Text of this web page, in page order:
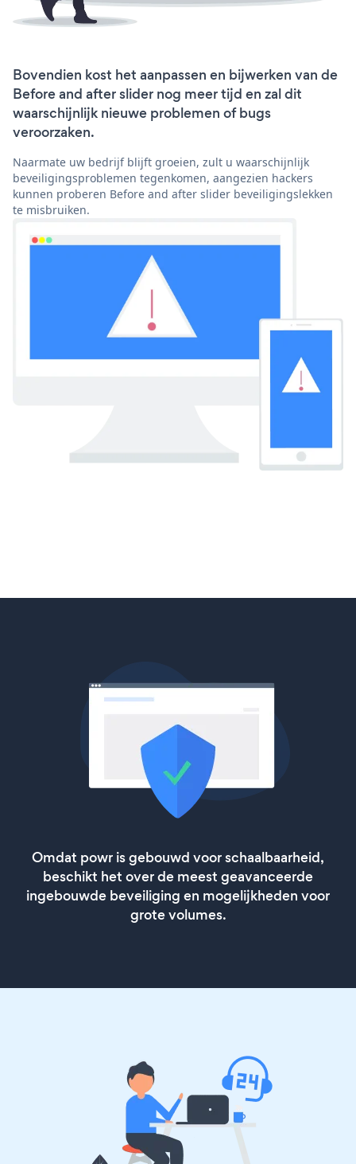
Bovendien kost het aanpassen en bijwerken van de
Before and after slider nog meer tijd en zal dit
waarschijnlijk nieuwe problemen of bugs
veroorzaken.
Naarmate uw bedrijf blijft groeien, zult u waarschijnlijk
beveiligingsproblemen tegenkomen, aangezien hackers
kunnen proberen Before and after slider beveiligingslekken
te misbruiken.
Omdat powr is gebouwd voor schaalbaarheid,
beschikt het over de meest geavanceerde
ingebouwde beveiliging en mogelijkheden voor
grote volumes.